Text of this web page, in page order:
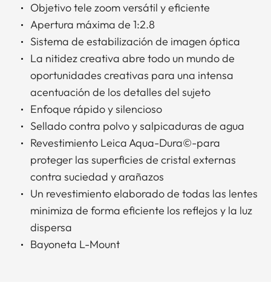
Objetivo tele zoom versátil y eficiente
Apertura máxima de 1:2.8
Sistema de estabilización de imagen óptica
La nitidez creativa abre todo un mundo de
oportunidades creativas para una intensa
acentuación de los detalles del sujeto
Enfoque rápido y silencioso
Sellado contra polvo y salpicaduras de agua
Revestimiento Leica Aqua-Dura©-para
proteger las superficies de cristal externas
contra suciedad y arañazos
Un revestimiento elaborado de todas las lentes
minimiza de forma eficiente los reflejos y la luz
dispersa
Bayoneta L-Mount